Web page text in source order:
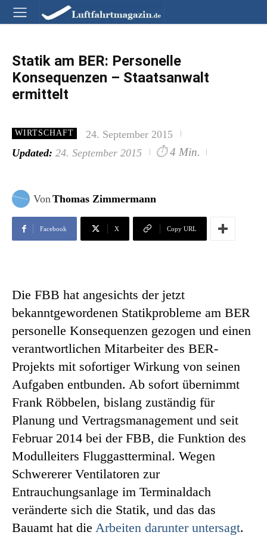
Statik am BER: Personelle
Konsequenzen – Staatsanwalt
ermittelt
WIRTSCHAFT
24. September 2015
Updated: 24. September 2015 ⏱ 4 Min.
VonThomas Zimmermann
Facebook X Copy URL
Die FBB hat angesichts der jetzt
bekanntgewordenen Statikprobleme am BER
personelle Konsequenzen gezogen und einen
verantwortlichen Mitarbeiter des BER-
Projekts mit sofortiger Wirkung von seinen
Aufgaben entbunden. Ab sofort übernimmt
Frank Röbbelen, bislang zuständig für
Planung und Vertragsmanagement und seit
Februar 2014 bei der FBB, die Funktion des
Modulleiters Fluggastterminal. Wegen
Schwererer Ventilatoren zur
Entrauchungsanlage im Terminaldach
veränderte sich die Statik, und das das
Bauamt hat die Arbeiten darunter untersagt.